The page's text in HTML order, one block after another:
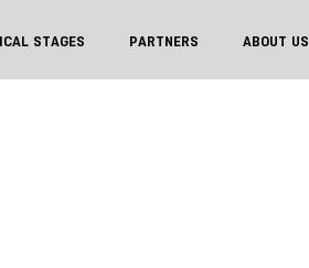
STAGES PARTNERS ABOUT US